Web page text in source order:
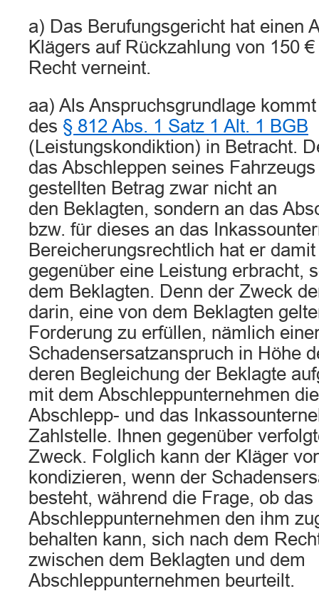
a) Das Berufungsgericht hat einen
Klägers auf Rückzahlung von 150
Recht verneint.
aa) Als Anspruchsgrundlage
des § 812 Abs. 1 Satz 1 Alt. 1 BGB
(Leistungskondiktion) in Betracht.
das Abschleppen seines
gestellten Betrag zwar nicht an
den Beklagten, sondern an das
bzw. für dieses an das
Bereicherungsrechtlich hat er
gegenüber eine Leistung erbracht,
dem Beklagten. Denn der Zweck
darin, eine von dem Beklagten
Forderung zu erfüllen, nämlich
Schadensersatzanspruch in Höhe
deren Begleichung der Beklagte
mit dem Abschleppunternehmen
Abschlepp- und das
Zahlstelle. Ihnen gegenüber
Zweck. Folglich kann der Kläger
kondizieren, wenn der
besteht, während die Frage, ob das
Abschleppunternehmen den ihm
behalten kann, sich nach dem
zwischen dem Beklagten und dem
Abschleppunternehmen beurteilt.